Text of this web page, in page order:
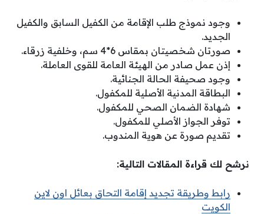
وجود نموذج طلب الإقامة من الكفيل السابق والكفيل
الجديد.
صورتان شخصيتان بمقاس 6*4 سم، وخلفية زرقاء.
إذن عمل صادر من الهيئة العامة للقوى العاملة.
وجود صحيفة الحالة الجنائية.
البطاقة المدنية الأصلية للمكفول.
شهادة الضمان الصحي للمكفول.
توفر الجواز الأصلي للمكفول.
تقديم صورة عن هوية المندوب.
نرشح لك قراءة المقالات التالية:
رابط وطريقة تجديد إقامة التحاق بعائل اون لاين
الكويت